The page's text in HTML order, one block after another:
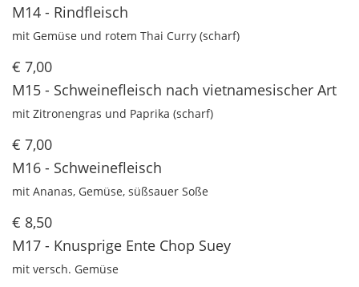
M14 - Rindfleisch
mit Gemüse und rotem Thai Curry (scharf)
€ 7,00
M15 - Schweinefleisch nach vietnamesischer Art
mit Zitronengras und Paprika (scharf)
€ 7,00
M16 - Schweinefleisch
mit Ananas, Gemüse, süßsauer Soße
€ 8,50
M17 - Knusprige Ente Chop Suey
mit versch. Gemüse